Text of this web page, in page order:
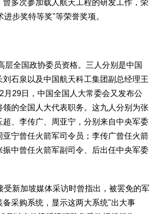
多次参加载人航天工程的研发工作，荣
步奖特等奖"等荣誉奖项。
全国政协委员资格。三人分别是中国
石泉以及中国航天科工集团副总经理王
29日，中国全国人大常委会又发布公
的全国人大代表职务。这九人分别为张
、李传广、周亚宁，分别来自中央军委
宁曾任火箭军司令员；李传广曾任火箭
中曾任火箭军副司令、后出任中央军委
新加坡媒体采访时曾指出，被罢免的军
采购系统，显示这两大系统"出大事